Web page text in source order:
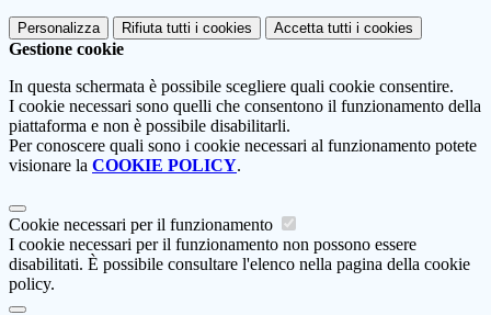
Personalizza Rifiuta tutti i cookies Accetta tutti i cookies
Gestione cookie
In questa schermata è possibile scegliere quali cookie consentire.
I cookie necessari sono quelli che consentono il funzionamento della
piattaforma e non è possibile disabilitarli.
Per conoscere quali sono i cookie necessari al funzionamento potete
visionare la COOKIE POLICY.
Cookie necessari per il funzionamento
I cookie necessari per il funzionamento non possono essere
disabilitati. È possibile consultare l'elenco nella pagina della cookie
policy.